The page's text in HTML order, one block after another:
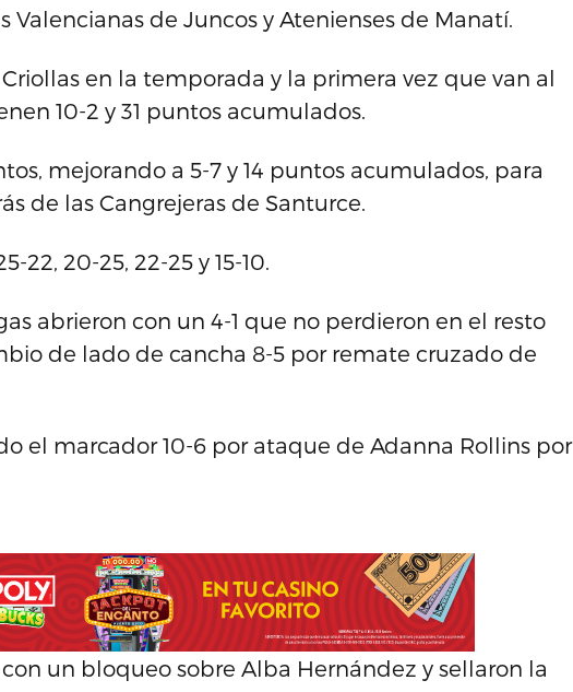
Valencianas de Juncos y Atenienses de Manatí.
en la temporada y la primera vez que van al
10-2 y 31 puntos acumulados.
mejorando a 5-7 y 14 puntos acumulados, para
de las Cangrejeras de Santurce.
22, 20-25, 22-25 y 15-10.
abrieron con un 4-1 que no perdieron en el resto
de lado de cancha 8-5 por remate cruzado de
el marcador 10-6 por ataque de Adanna Rollins por
un bloqueo sobre Alba Hernández y sellaron la